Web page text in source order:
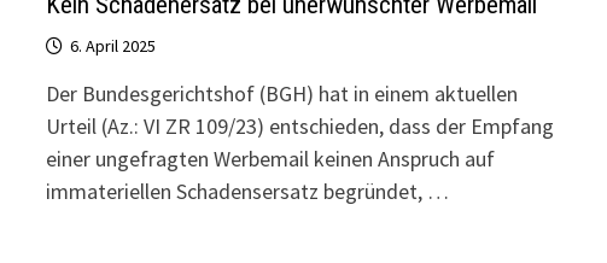
6. April 2025
Der Bundesgerichtshof (BGH) hat in einem aktuellen
Urteil (Az.: VI ZR 109/23) entschieden, dass der Empfang
einer ungefragten Werbemail keinen Anspruch auf
immateriellen Schadensersatz begründet, …